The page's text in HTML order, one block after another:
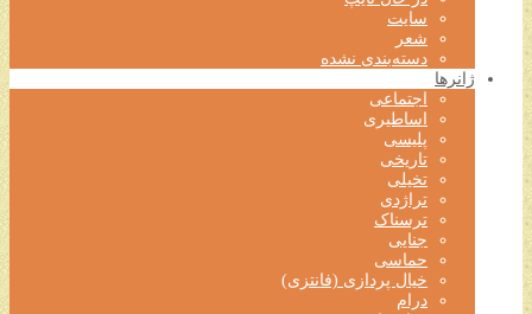
سایت
شعر
دسته‌بندی نشده
ژانرها
اجتماعی
اساطیری
پلیسی
تاریخی
تخیلی
تراژدی
ترسناک
جنایی
حماسی
خیال پردازی (فانتزی)
درام